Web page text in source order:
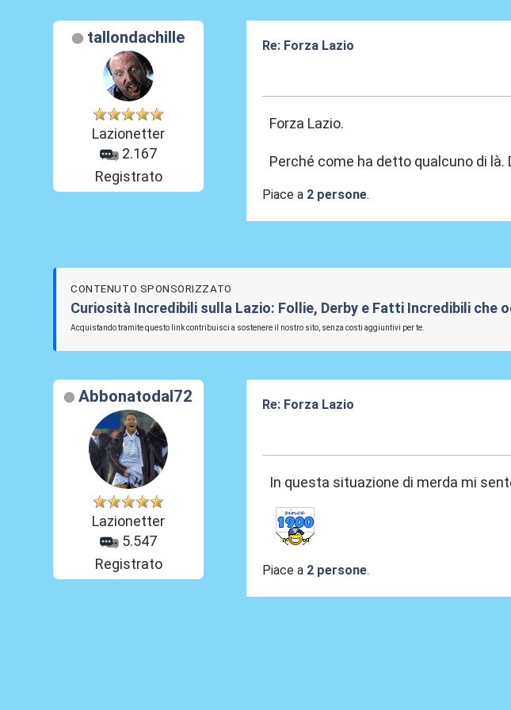
tallondachille
Lazionetter
2.167
Registrato
Re: Forza Lazio
Forza Lazio.
Perché come ha detto qualcuno di là.
Piace a 2 persone.
CONTENUTO SPONSORIZZATO
Curiosità Incredibili sulla Lazio: Follie, Derby e Fatti Incredibili che
Acquistando tramite questo link contribuisci a sostenere il nostro sito, senza costi aggiuntivi per te.
Abbonatodal72
Lazionetter
5.547
Registrato
Re: Forza Lazio
In questa situazione di merda mi
Piace a 2 persone.